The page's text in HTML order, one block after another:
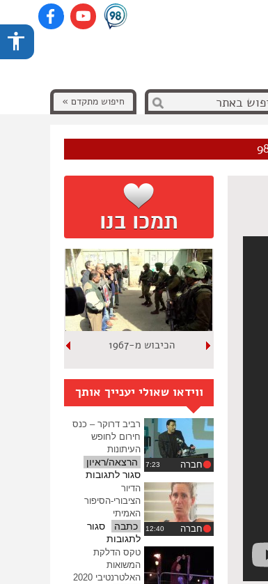
חיפוש מתקדם »
הכיבוש מ-1967
ווידאו שאולי יענייך אותך
חברה
רביב דרוקר – כנס
חירום לחופש
העיתונות
הרצאה/ראיון
סגור לתגובותעל
דרוקר
חברה
הדיור
הציבורי-הסיפור
האמיתי
כתבה
סגור
לתגובותעל
הדיור
הציבורי-הסיפור
האמיתי
טקס הדלקת
המשואות
האלטרנטיבי 2020